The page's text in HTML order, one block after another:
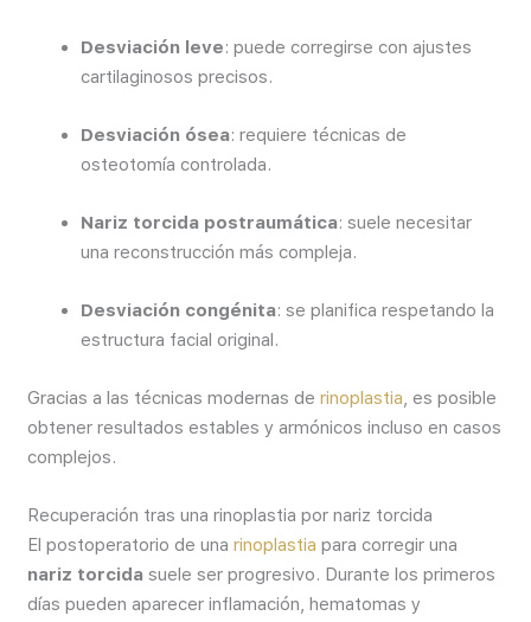
Desviación leve: puede corregirse con ajustes
cartilaginosos precisos.
Desviación ósea: requiere técnicas de
osteotomía controlada.
Nariz torcida postraumática: suele necesitar
una reconstrucción más compleja.
Desviación congénita: se planifica respetando la
estructura facial original.
Gracias a las técnicas modernas derinoplastia, es posible
obtener resultados estables y armónicos incluso en casos
complejos.
Recuperación tras una rinoplastia por nariz torcida
El postoperatorio de unarinoplastia para corregir una
nariz torcida suele ser progresivo. Durante los primeros
días pueden aparecer inflamación, hematomas y